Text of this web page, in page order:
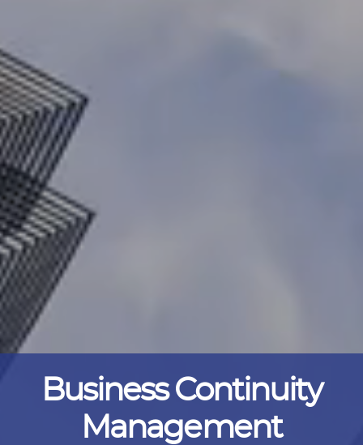
Business Continuity
Management